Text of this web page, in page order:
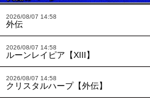
2026/08/07 14:58
外伝
2026/08/07 14:58
ルーンレイピア【XIII】
2026/08/07 14:58
クリスタルハープ【外伝】